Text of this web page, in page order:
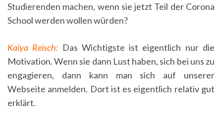
Studierenden machen, wenn sie jetzt Teil der Corona
School werden wollen würden?
Kaiya Reisch: Das Wichtigste ist eigentlich nur die
Motivation. Wenn sie dann Lust haben, sich bei uns zu
engagieren, dann kann man sich auf unserer
Webseite anmelden. Dort ist es eigentlich relativ gut
erklärt.